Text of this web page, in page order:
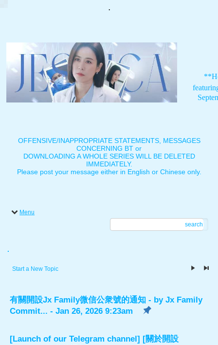
.
OFFENSIVE/INAPPROPRIATE STATEMENTS, MESSAGES
CONCERNING BT or
DOWNLOADING A WHOLE SERIES WILL BE DELETED
IMMEDIATELY.
Please post your message either in English or Chinese only.
Menu
search
.
Start a New Topic
有關開設Jx Family微信公衆號的通知 - by Jx Family
Commit... - Jan 26, 2026 9:23am
[Launch of our Telegram channel] [關於開設